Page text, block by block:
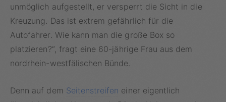
unmöglich aufgestellt, er versperrt die Sicht in die
Kreuzung. Das ist extrem gefährlich für die
Autofahrer. Wie kann man die große Box so
platzieren?“, fragt eine 60-jährige Frau aus dem
nordrhein-westfälischen Bünde.
Denn auf dem Seitenstreifen einer eigentlich